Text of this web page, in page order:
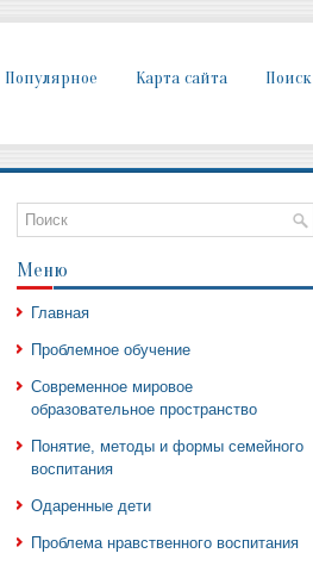
Популярное Карта сайта Поиск
Меню
Главная
Проблемное обучение
Современное мировое
образовательное пространство
Понятие, методы и формы семейного
воспитания
Одаренные дети
Проблема нравственного воспитания